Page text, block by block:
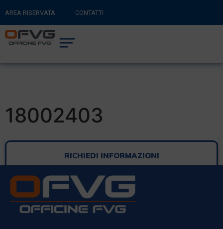
AREA RISERVATA CONTATTI
RITORNA AL SITO PRINCIPALE
CARRELLO
18002403
RICHIEDI INFORMAZIONI